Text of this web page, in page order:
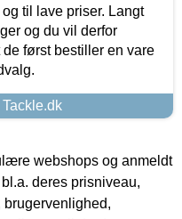
til lave priser. Langt
og du vil derfor
først bestiller en vare
webshops og anmeldt
deres prisniveau,